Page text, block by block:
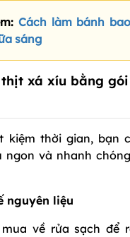
Cách làm bánh
sáng
thịt xá xíu bằng
kiệm thời gian, bạn
ngon và nhanh
nguyên liệu
về rửa sạch để